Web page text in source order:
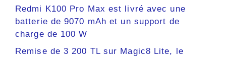
Redmi K100 Pro Max est livré avec une
batterie de 9070 mAh et un support de
charge de 100 W
Remise de 3 200 TL sur Magic8 Lite, le